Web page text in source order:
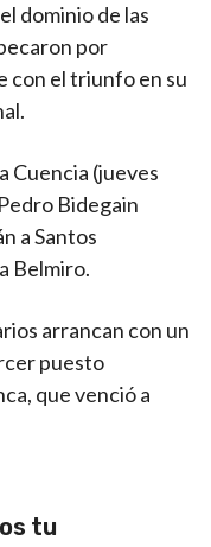
dominio de las
por
con el triunfo en su
Cuencia (jueves
Bidegain
a Santos
Belmiro.
arrancan con un
puesto
que venció a
tu